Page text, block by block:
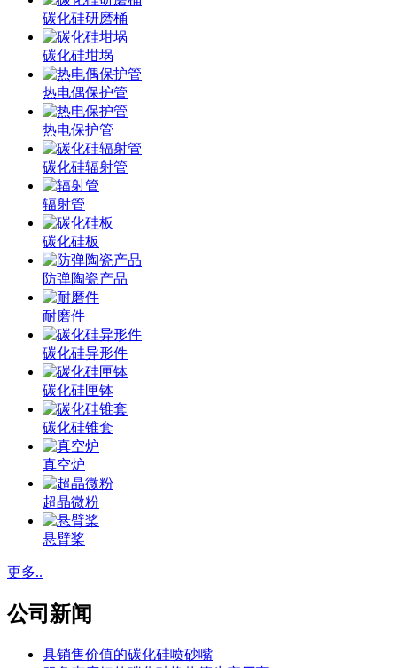
碳化硅研磨桶
碳化硅坩埚
热电偶保护管
热电保护管
碳化硅辐射管
辐射管
碳化硅板
防弹陶瓷产品
耐磨件
碳化硅异形件
碳化硅匣钵
碳化硅锥套
真空炉
超晶微粉
悬臂桨
更多..
公司新闻
具销售价值的碳化硅喷砂嘴